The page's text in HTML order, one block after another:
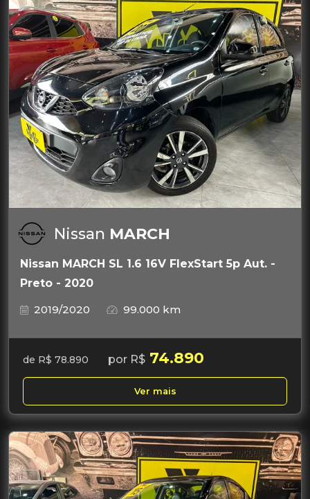
Nissan MARCH
Nissan MARCH SL 1.6 16V FlexStart 5p Aut. -
Preto - 2020
2019/2020
99.000 km
de R$ 78.890 por R$ 74.890
Ver mais